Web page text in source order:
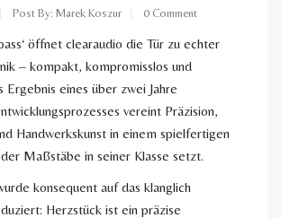
Post By: Marek Koszur 0 Comment
öffnet clearaudio die Tür zu echter
– kompakt, kompromisslos und
Ergebnis eines über zwei Jahre
vereint Präzision,
Handwerkskunst in einem spielfertigen
Maßstäbe in seiner Klasse setzt.
konsequent auf das klanglich
Herzstück ist ein präzise